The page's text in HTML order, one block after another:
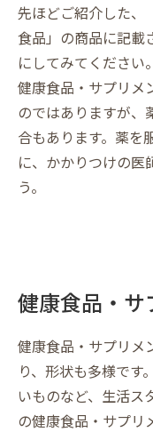
先ほどご紹介した、
食品」の商品に記載
にしてみてください。
健康食品・サプリメ
のではありますが、
合もあります。薬を
に、かかりつけの医
う。
健康食品・
健康食品・サプリメ
り、形状も多様です
いものなど、生活ス
の健康食品・サプリ